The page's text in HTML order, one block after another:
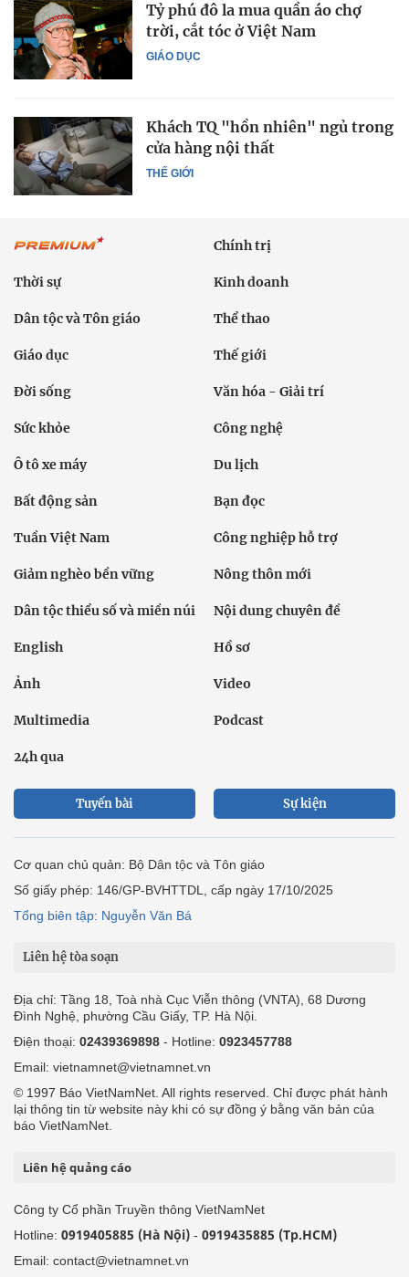
GIÁO DỤC
Tỷ phú đô la mua quần áo chợ
trời, cắt tóc ở Việt Nam
THẾ GIỚI
Khách TQ "hồn nhiên" ngủ trong
cửa hàng nội thất
Chính trị
Thời sự Kinh doanh
Dân tộc và Tôn giáo Thể thao
Giáo dục Thế giới
Đời sống Văn hóa - Giải trí
Sức khỏe Công nghệ
Ô tô xe máy Du lịch
Bất động sản Bạn đọc
Tuần Việt Nam Công nghiệp hỗ trợ
Giảm nghèo bền vững Nông thôn mới
Dân tộc thiểu số và miền núi Nội dung chuyên đề
English Hồ sơ
Ảnh Video
Multimedia Podcast
24h qua
Tuyến bài Sự kiện
Cơ quan chủ quản: Bộ Dân tộc và Tôn giáo
Số giấy phép: 146/GP-BVHTTDL, cấp ngày 17/10/2025
Tổng biên tập: Nguyễn Văn Bá
Liên hệ tòa soạn
Địa chỉ: Tầng 18, Toà nhà Cục Viễn thông (VNTA), 68 Dương
Đình Nghệ, phường Cầu Giấy, TP. Hà Nội.
Điện thoại: 02439369898 - Hotline: 0923457788
Email: vietnamnet@vietnamnet.vn
© 1997 Báo VietNamNet. All rights reserved. Chỉ được phát hành
lại thông tin từ website này khi có sự đồng ý bằng văn bản của
báo VietNamNet.
Liên hệ quảng cáo
Công ty Cổ phần Truyền thông VietNamNet
Hotline: 0919405885 (Hà Nội) - 0919435885 (Tp.HCM)
Email: contact@vietnamnet.vn